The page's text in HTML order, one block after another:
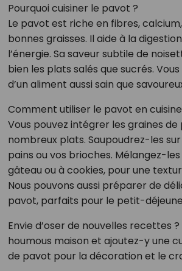
Pourquoi cuisiner le pavot ?
Le pavot est riche en fibres,
bonnes graisses. Il aide à la
l’énergie. Sa saveur subtile de
bien les plats salés que sucrés.
d’un aliment aussi sain que
Comment utiliser le pavot en
Vous pouvez intégrer les graines
nombreux plats. Saupoudrez-les
pains ou vos brioches. Mélangez-
gâteau ou à cookies, pour une
Nous pouvons aussi préparer de
pavot, parfaits pour le petit-
Envie d’oser de nouvelles recettes ?
houmous maison et ajoutez-y une
de pavot pour la décoration et le